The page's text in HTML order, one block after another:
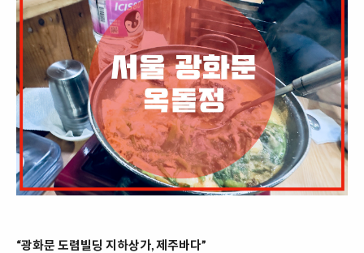
“광화문 도렴빌딩 지하상가, 제주바다”